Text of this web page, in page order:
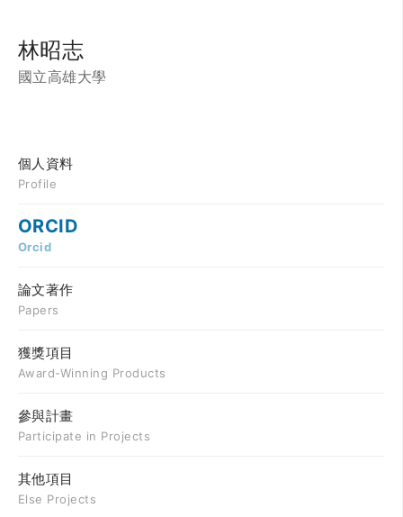
林昭志
國立高雄大學
個人資料
Profile
ORCID
Orcid
論文著作
Papers
獲獎項目
Award-Winning Products
參與計畫
Participate in Projects
其他項目
Else Projects